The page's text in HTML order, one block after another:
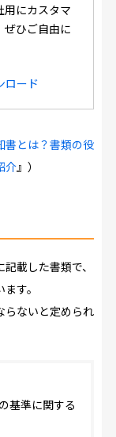
用にカスタマ
ぜひご自由に
ロード
書とは？書類の役
介』）
載した書類で、
す。
らないと定められ
基準に関する